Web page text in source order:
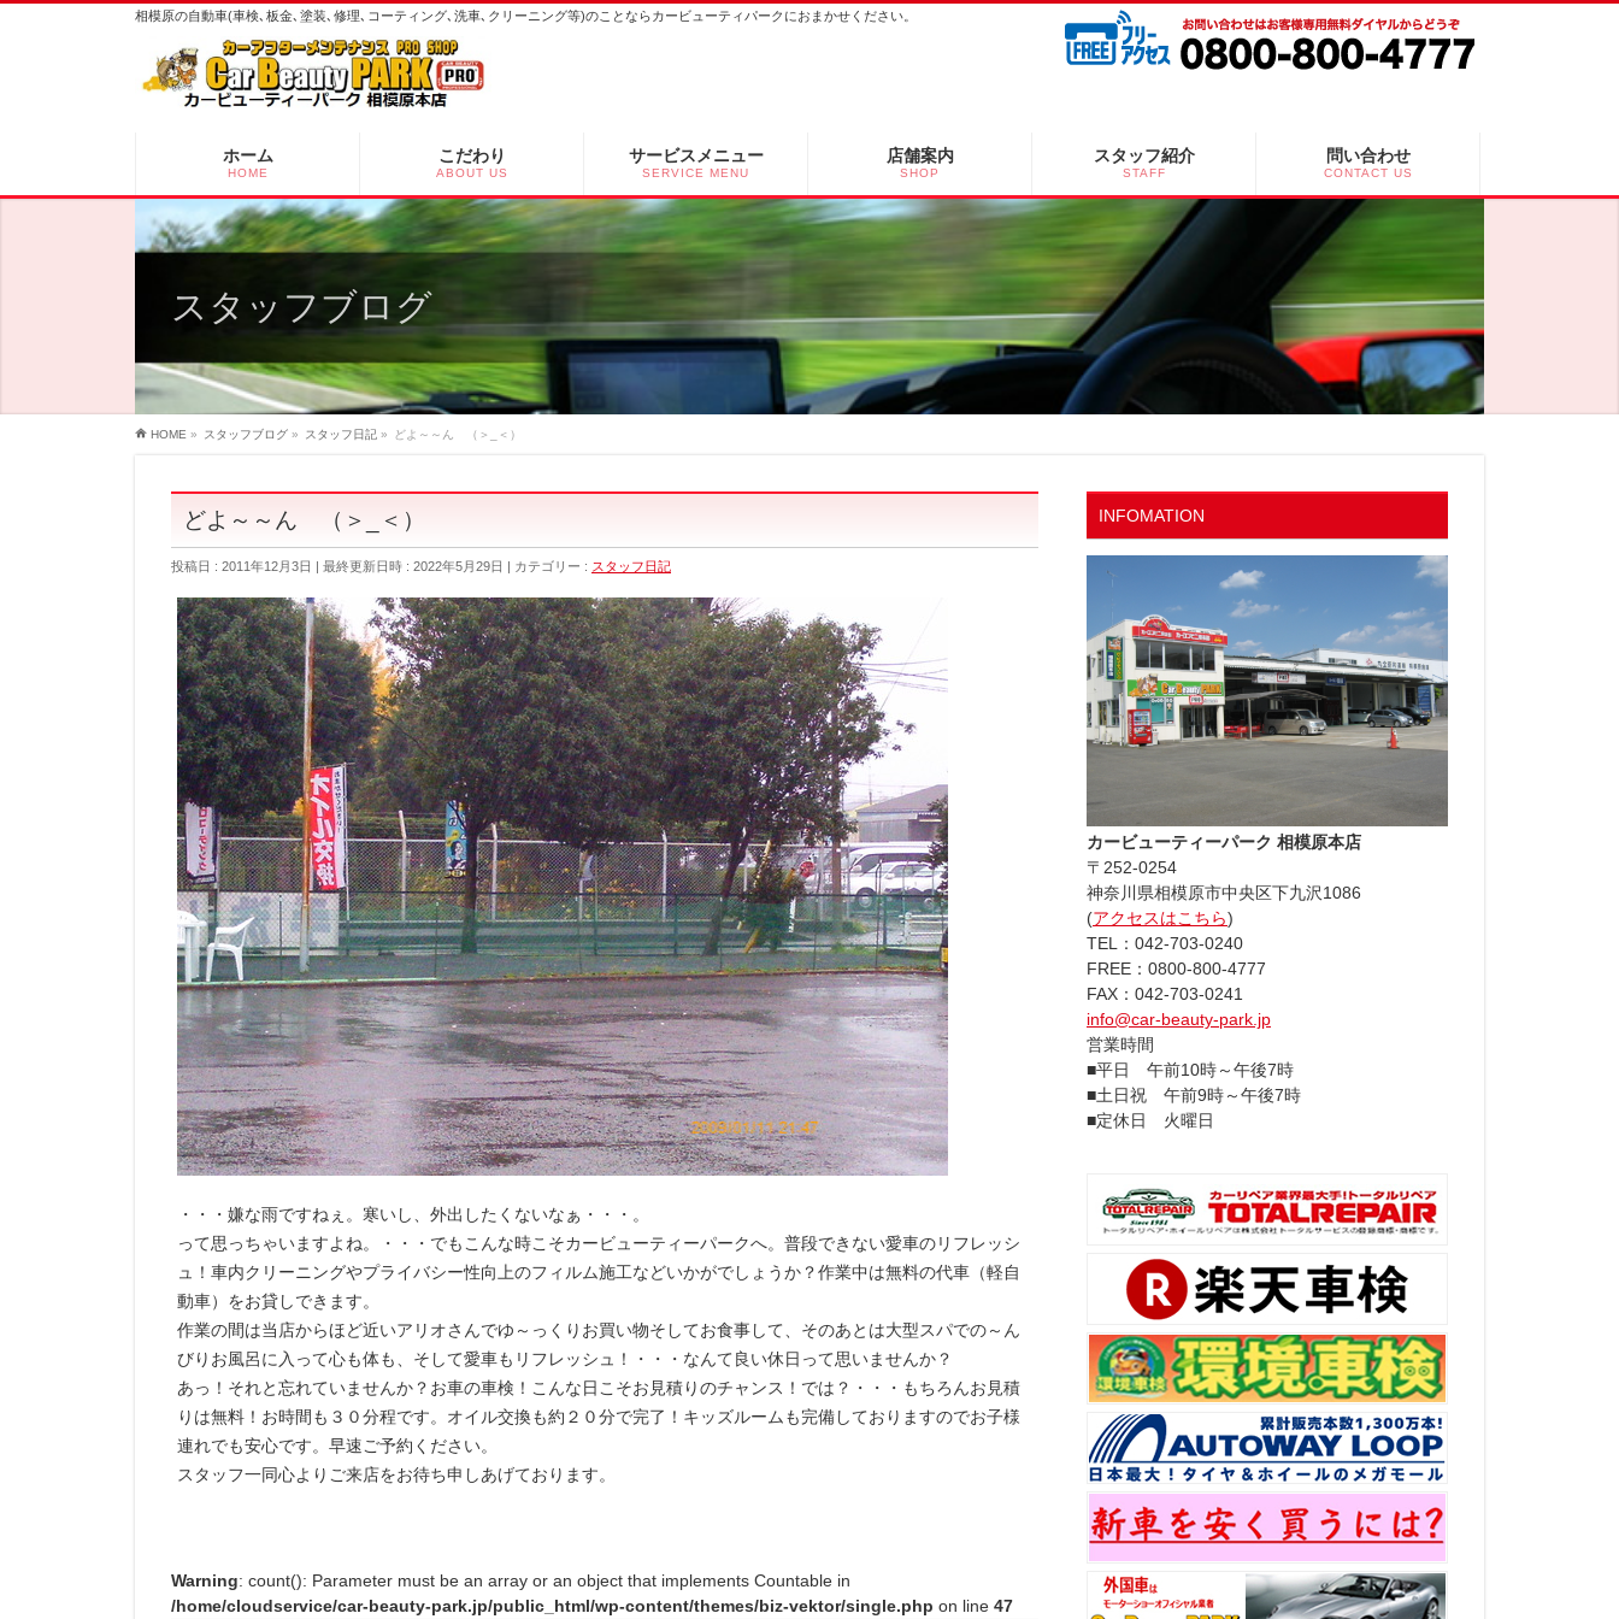
相模原の自動車(車検､板金､塗装､修理､コーティング､洗車､クリーニング等)のことならカービューティパークにおまかせください。
ホーム
HOME
こだわり
ABOUT US
サービスメニュー
SERVICE MENU
店舗案内
SHOP
スタッフ紹介
STAFF
問い合わせ
CONTACT US
スタッフブログ
HOME » スタッフブログ » スタッフ日記 » どよ～～ん （＞_＜）
どよ～～ん （＞_＜）
投稿日 : 2011年12月3日 最終更新日時 : 2022年5月29日 カテゴリー : スタッフ日記
・・・嫌な雨ですねぇ。寒いし、外出したくないなぁ・・・。
って思っちゃいますよね。・・・でもこんな時こそカービューティーパークへ。普段できない愛車のリフレッシ
ュ！車内クリーニングやプライバシー性向上のフィルム施工などいかがでしょうか？作業中は無料の代車（軽自
動車）をお貸しできます。
作業の間は当店からほど近いアリオさんでゆ～っくりお買い物そしてお食事して、そのあとは大型スパでの～ん
びりお風呂に入って心も体も、そして愛車もリフレッシュ！・・・なんて良い休日って思いませんか？
あっ！それと忘れていませんか？お車の車検！こんな日こそお見積りのチャンス！では？・・・もちろんお見積
りは無料！お時間も３０分程です。オイル交換も約２０分で完了！キッズルームも完備しておりますのでお子様
連れでも安心です。早速ご予約ください。
スタッフ一同心よりご来店をお待ち申しあげております。
Warning: count(): Parameter must be an array or an object that implements Countable in
/home/cloudservice/car-beauty-park.jp/public_html/wp-content/themes/biz-vektor/single.php on line 47
INFOMATION
カービューティーパーク 相模原本店
〒252-0254
神奈川県相模原市中央区下九沢1086
(アクセスはこちら)
TEL：042-703-0240
FREE：0800-800-4777
FAX：042-703-0241
info@car-beauty-park.jp
営業時間
■平日 午前10時～午後7時
■土日祝 午前9時～午後7時
■定休日 火曜日